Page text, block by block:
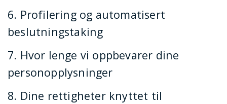
6. Profilering og automatisert
beslutningstaking
7. Hvor lenge vi oppbevarer dine
personopplysninger
8. Dine rettigheter knyttet til